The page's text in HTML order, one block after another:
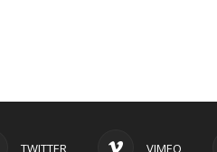
TWITTER VIMEO